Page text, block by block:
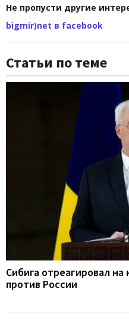
Не пропусти другие
bigmir)net в facebook
Статьи по теме
Сибига отреагировал
против России